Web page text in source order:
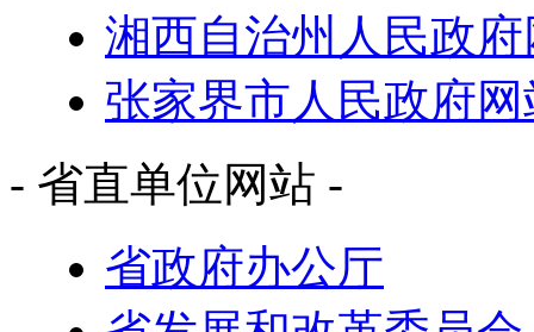
湘西自治州人民政
张家界市人民政府网
- 省直单位网站 -
省政府办公厅